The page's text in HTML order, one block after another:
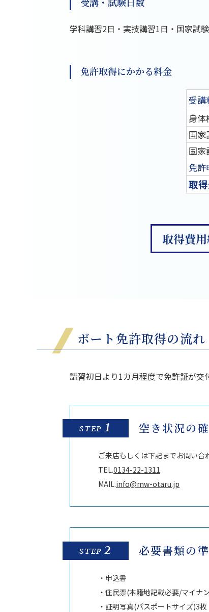
学科講習2日・実技講習1日・国家試
免許取得にかかる料金
受講
身体
国家
国家
免許
取
取得費
ボート免許取得の流れ
講習初日より1カ月程度で免許証が交
STEP 1 空き状況の
ご来店もしくは下記までお問い合
TEL.0134-22-1311
MAIL.info@mw-otaru.jp
STEP 2 必要書類の
・申込書
・住民票(本籍地記載必要/マイナ
・証明写真(パスポートサイズ)3枚